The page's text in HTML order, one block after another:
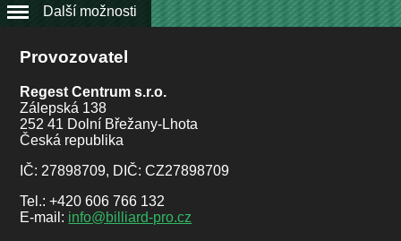
Další možnosti
Provozovatel
Regest Centrum s.r.o.
Zálepská 138
252 41 Dolní Břežany-Lhota
Česká republika
IČ: 27898709, DIČ: CZ27898709
Tel.: +420 606 766 132
E-mail: info@billiard-pro.cz